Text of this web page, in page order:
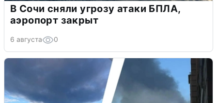
В Сочи сняли угрозу атаки БПЛА,
аэропорт закрыт
6 августа 0